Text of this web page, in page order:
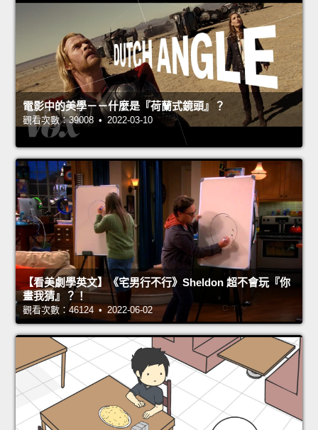
電影中的美學－－什麼是『荷蘭式鏡頭』？
觀看次數：39008 • 2022-03-10
【看美劇學英文】《宅男行不行》Sheldon 超不會玩『你
畫我猜』？！
觀看次數：46124 • 2022-06-02